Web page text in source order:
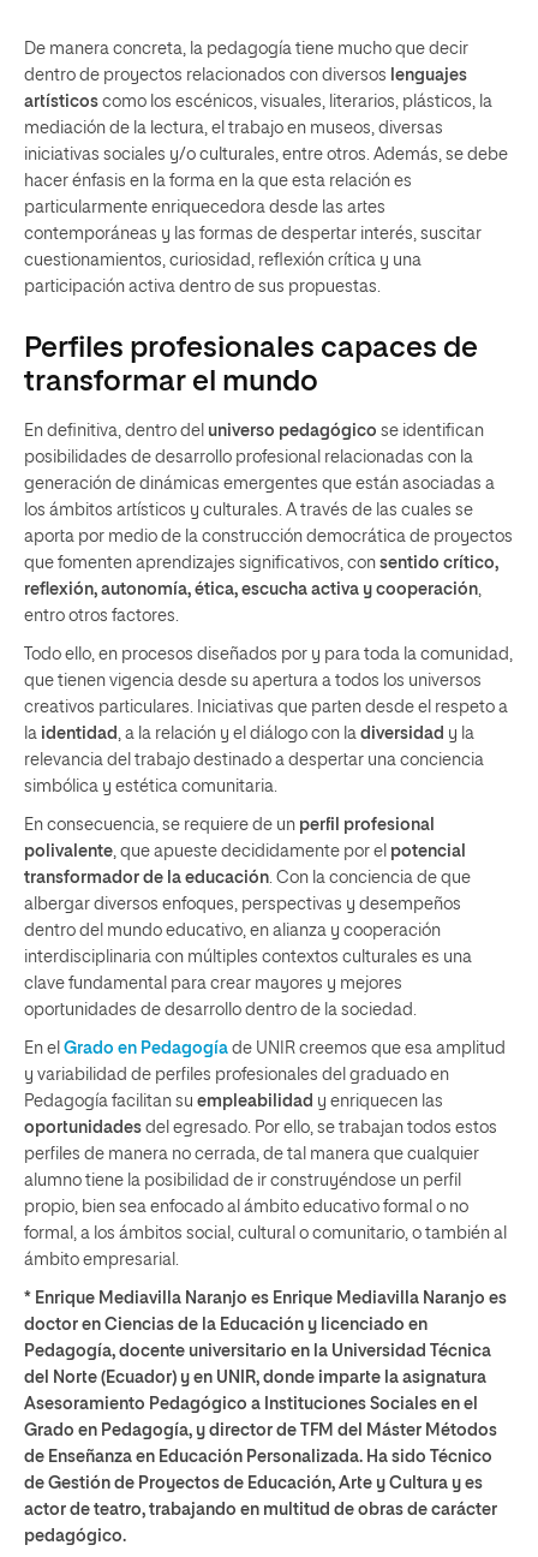
De manera concreta, la pedagogía tiene mucho que decir
dentro de proyectos relacionados con diversos lenguajes
artísticos como los escénicos, visuales, literarios, plásticos, la
mediación de la lectura, el trabajo en museos, diversas
iniciativas sociales y/o culturales, entre otros. Además, se debe
hacer énfasis en la forma en la que esta relación es
particularmente enriquecedora desde las artes
contemporáneas y las formas de despertar interés, suscitar
cuestionamientos, curiosidad, reflexión crítica y una
participación activa dentro de sus propuestas.
Perfiles profesionales capaces de
transformar el mundo
En definitiva, dentro del universo pedagógico se identifican
posibilidades de desarrollo profesional relacionadas con la
generación de dinámicas emergentes que están asociadas a
los ámbitos artísticos y culturales. A través de las cuales se
aporta por medio de la construcción democrática de proyectos
que fomenten aprendizajes significativos, con sentido crítico,
reflexión, autonomía, ética, escucha activa y cooperación
entro otros factores.
Todo ello, en procesos diseñados por y para toda la comunidad,
que tienen vigencia desde su apertura a todos los universos
creativos particulares. Iniciativas que parten desde el respeto a
la identidad , a la relación y el diálogo con la diversidad y la
relevancia del trabajo destinado a despertar una conciencia
simbólica y estética comunitaria.
En consecuencia, se requiere de un perfil profesional
polivalente , que apueste decididamente por el potencial
transformador de la educación . Con la conciencia de que
albergar diversos enfoques, perspectivas y desempeños
dentro del mundo educativo, en alianza y cooperación
interdisciplinaria con múltiples contextos culturales es una
clave fundamental para crear mayores y mejores
oportunidades de desarrollo dentro de la sociedad.
En el Grado en Pedagogía de UNIR creemos que esa amplitud
y variabilidad de perfiles profesionales del graduado en
Pedagogía facilitan su empleabilidad y enriquecen las
oportunidades del egresado. Por ello, se trabajan todos estos
perfiles de manera no cerrada, de tal manera que cualquier
alumno tiene la posibilidad de ir construyéndose un perfil
propio, bien sea enfocado al ámbito educativo formal o no
formal, a los ámbitos social, cultural o comunitario, o también al
ámbito empresarial.
* Enrique Mediavilla Naranjo es Enrique Mediavilla Naranjo es
doctor en Ciencias de la Educación y licenciado en
Pedagogía, docente universitario en la Universidad Técnica
del Norte (Ecuador) y en UNIR, donde imparte la asignatura
Asesoramiento Pedagógico a Instituciones Sociales en el
Grado en Pedagogía, y director de TFM del Máster Métodos
de Enseñanza en Educación Personalizada. Ha sido Técnico
de Gestión de Proyectos de Educación, Arte y Cultura y es
actor de teatro, trabajando en multitud de obras de carácter
pedagógico.